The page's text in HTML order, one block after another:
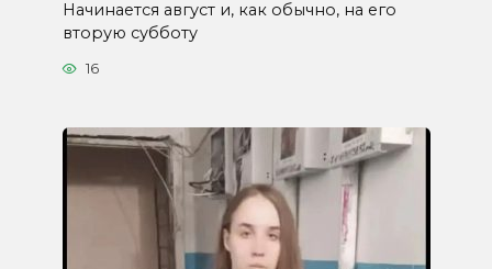
Начинается август и, как обычно, на его
вторую субботу
16